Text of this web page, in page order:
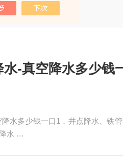
-真空降水多少钱
水多少钱一口1．井点降水、铁
水